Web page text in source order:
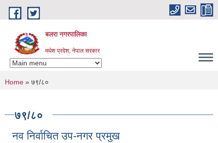
Skip to main content
बलरा नगरपालिका
मधेश प्रदेश, नेपाल सरकार
You are here
Home » ७९/८०
७९/८०
नव निर्वाचित उप-नगर प्रमुख